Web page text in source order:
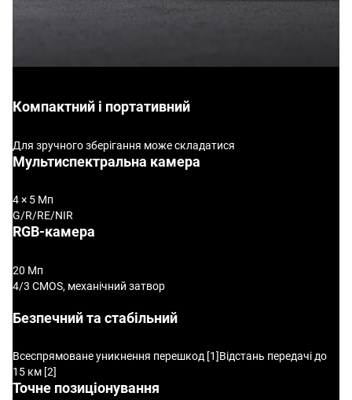
Компактний і портативний
Для зручного зберігання може складатися
Мультиспектральна камера
4 × 5 Мп
G/R/RE/NIR
RGB-камера
20 Мп
4/3 CMOS, механічний затвор
Безпечний та стабільний
Всеспрямоване уникнення перешкод [1]Відстань передачі до
15 км [2]
Точне позиціонування